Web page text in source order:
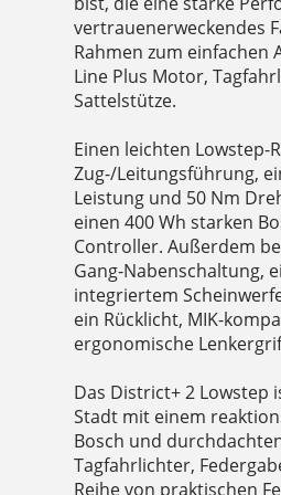
vertrauenerweckendes
Rahmen zum einfachen
Line Plus Motor,
Sattelstütze.
Einen leichten
Zug-/Leitungsführung,
Leistung und 50 Nm
einen 400 Wh starken
Controller. Außerdem
Gang-Nabenschaltung,
integriertem
ein Rücklicht, MIK-
ergonomische
Das District+ 2 Lowstep
Stadt mit einem
Bosch und
Tagfahrlichter,
Reihe von praktischen